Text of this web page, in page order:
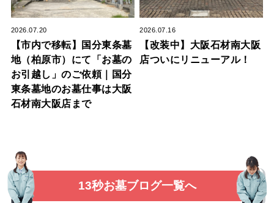
2026.07.20
【市内で移転】国分東条墓
地（柏原市）にて「お墓の
お引越し」のご依頼｜国分
東条墓地のお墓仕事は大阪
石材南大阪店まで
2026.07.16
【改装中】大阪石材南大阪
店ついにリニューアル！
13秒お墓ブログ一覧へ